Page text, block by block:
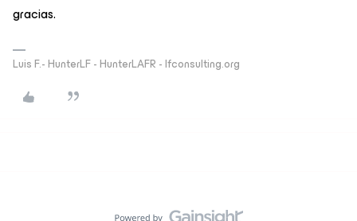
gracias.
Luis F.- HunterLF - HunterLAFR - lfconsulting.org